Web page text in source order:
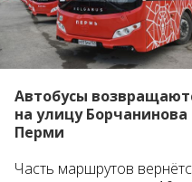
Автобусы
на улицу Борчанинова
Перми
Часть маршрутов